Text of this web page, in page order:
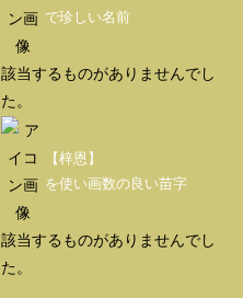
で珍しい名前
該当するものがありませんでし
た。
【梓恩】
を使い画数の良い苗字
該当するものがありませんでし
た。